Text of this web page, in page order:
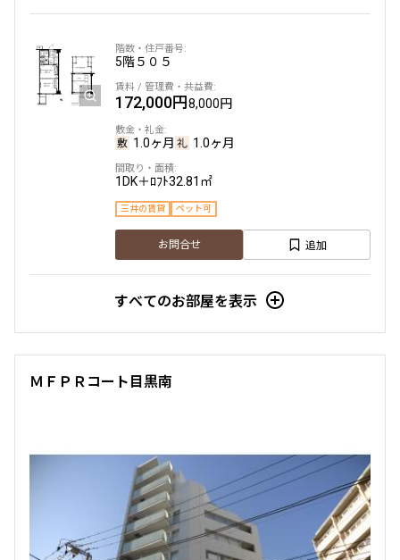
5階５０５
172,000円8,000円
1.0ヶ月 1.0ヶ月
1DK＋ﾛﾌﾄ32.81㎡
三井の賃貸 ペット可
お問合せ 追加
すべてのお部屋を表示
ＭＦＰＲコート目黒南